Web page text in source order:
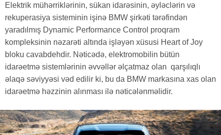
Elektrik mühərriklərinin, sükan idarəsinin, əyləclərin və
rekuperasiya sisteminin işinə BMW şirkəti tərəfindən
yaradılmış Dynamic Performance Control proqram
kompleksinin nəzarəti altında işləyən xüsusi Heart of Joy
bloku cavabdehdir. Nəticədə, elektromobilin bütün
idarəetmə sistemlərinin əvvəllər əlçatmaz olan qarşılıqlı
əlaqə səviyyəsi vəd edilir ki, bu da BMW markasına xas olan
idarəetmə həzzinin alınması ilə nəticələnməlidir.